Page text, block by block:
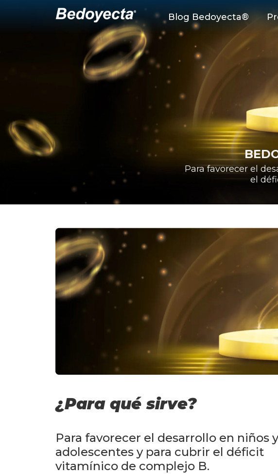
Blog Bedoyecta®
Para favorecer el
el
¿Para qué sirve?
Para favorecer el desarrollo en niños y
adolescentes y para cubrir el déficit
vitamínico de complejo B.